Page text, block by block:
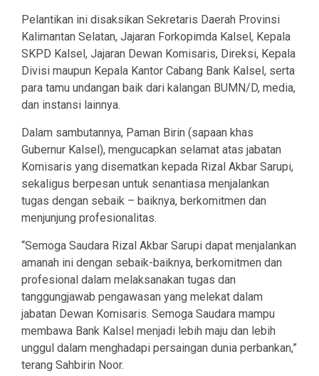
Pelantikan ini disaksikan Sekretaris Daerah Provinsi
Kalimantan Selatan, Jajaran Forkopimda Kalsel, Kepala
SKPD Kalsel, Jajaran Dewan Komisaris, Direksi, Kepala
Divisi maupun Kepala Kantor Cabang Bank Kalsel, serta
para tamu undangan baik dari kalangan BUMN/D, media,
dan instansi lainnya.
Dalam sambutannya, Paman Birin (sapaan khas
Gubernur Kalsel), mengucapkan selamat atas jabatan
Komisaris yang disematkan kepada Rizal Akbar Sarupi,
sekaligus berpesan untuk senantiasa menjalankan
tugas dengan sebaik – baiknya, berkomitmen dan
menjunjung profesionalitas.
“Semoga Saudara Rizal Akbar Sarupi dapat menjalankan
amanah ini dengan sebaik-baiknya, berkomitmen dan
profesional dalam melaksanakan tugas dan
tanggungjawab pengawasan yang melekat dalam
jabatan Dewan Komisaris. Semoga Saudara mampu
membawa Bank Kalsel menjadi lebih maju dan lebih
unggul dalam menghadapi persaingan dunia perbankan,”
terang Sahbirin Noor.